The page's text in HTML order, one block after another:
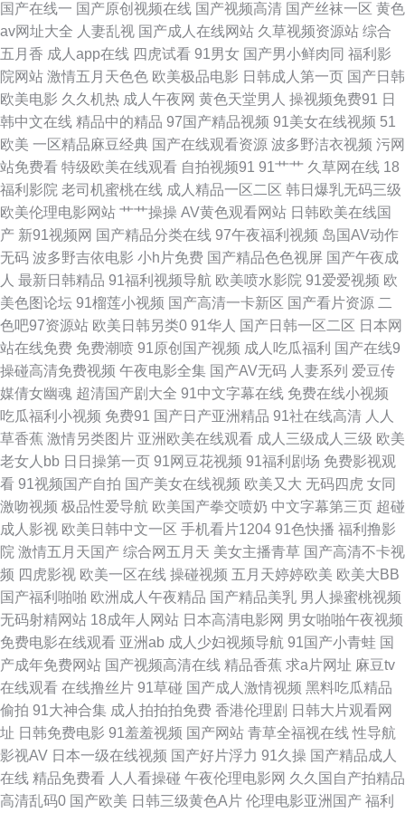
国产黄在线观看一区 95av 激情与性爱 日本成人在线观看一区 91苹果tv 91手
机在线视频观看 91大片免费看 成人黄色剧场 欧美性爱首页 亚洲五区无码 91
夜射猫 欧美性爱91人妻 wwwsese 国产婷婷操逼视频 91人妻人妻 影音先锋
A∨色吧 www国产精品 91大神在线观看视频 91九色精品蝌蚪 影音先锋色a
日本论理第一页 激情综合色网 91在线免费观看大全 91视频国产 一区二区成
人精品 欧美成人H版在线视频 殴美性交精品 五月婷婷激情网 51福利视频导
航 欧美123 91AV电影 AV亚洲超碰 久久一品道影院在线 午夜福利电源 91国
产尤物在线视频 wwwcom黄瓜视频 日本成人在线观看一区 91国产夜色猫 福
利秒拍91 日本不卡久久精品 在线午夜浮力影院 91视频库 国产成人在线综合
欧美日韩高清福利导航 91免费视频资源 国产精品自拍网99 日韩欧美a片在
线观看 91国家免费在线观看 免费观看成人18 91cn在线观看视频 91直接观
看入口 免费成人福利 91cn在线视频 wwwAv黑丝 蜜桃视频在线播放 五月花
影院 91色情在线观看 国产av资源大全 青青草原伊人网在线 91熟女边播放
九色PORNY95 色婷婷亚洲精品 91视频在线资源网 国产福利精品一 欧美日
韩网址 69老湿机午夜福利区 91资源网址在线观看 欧亚黄色精品 91大神网址
wwwav东方av 欧美人妖调教 91n免费看导航 传媒视频在线看 免费香蕉污蜜
桃 伊人福利频在线 91熟女免费视频 欧美性网 91黄观看 国产在线小视频 日
韩韩日免费视频 91白丝国产在线 97性福 老熟妇一区 性爱1234 91色桃 国产
国产在线一 国产原创视频在线 国产视频高清 国产丝袜一区 黄色
av网址大全 人妻乱视 国产成人在线网站 久草视频资源站 综合
五月香 成人app在线 四虎试看 91男女 国产男小鲜肉同 福利影
院网站 激情五月天色色 欧美极品电影 日韩成人第一页 国产日韩
欧美电影 久久机热 成人午夜网 黄色天堂男人 操视频免费91 日
韩中文在线 精品中的精品 97国产精品视频 91美女在线视频 51
欧美 一区精品麻豆经典 国产在线观看资源 波多野洁衣视频 污网
站免费看 特级欧美在线观看 自拍视频91 91艹艹 久草网在线 18
福利影院 老司机蜜桃在线 成人精品一区二区 韩日爆乳无码三级
欧美伦理电影网站 艹艹操操 AV黄色观看网站 日韩欧美在线国
产 新91视频网 国产精品分类在线 97午夜福利视频 岛国AV动作
无码 波多野吉依电影 小h片免费 国产精品色色视屏 国产午夜成
人 最新日韩精品 91福利视频导航 欧美喷水影院 91爱爱视频 欧
美色图论坛 91榴莲小视频 国产高清一卡新区 国产看片资源 二
色吧97资源站 欧美日韩另类0 91华人 国产日韩一区二区 日本网
站在线免费 免费潮喷 91原创国产视频 成人吃瓜福利 国产在线9
操碰高清免费视频 午夜电影全集 国产AV无码 人妻系列 爱豆传
媒倩女幽魂 超清国产剧大全 91中文字幕在线 免费在线小视频
吃瓜福利小视频 免费91 国产日产亚洲精品 91社在线高清 人人
草香蕉 激情另类图片 亚洲欧美在线观看 成人三级成人三级 欧美
老女人bb 日日操第一页 91网豆花视频 91福利剧场 免费影视观
看 91视频国产自拍 国产美女在线视频 欧美又大 无码四虎 女同
激吻视频 极品性爱导航 欧美国产拳交喷奶 中文字幕第三页 超碰
成人影视 欧美日韩中文一区 手机看片1204 91色快播 福利撸影
院 激情五月天国产 综合网五月天 美女主播青草 国产高清不卡视
频 四虎影视 欧美一区在线 操碰视频 五月天婷婷欧美 欧美大BB
国产福利啪啪 欧洲成人午夜精品 国产精品美乳 男人操蜜桃视频
无码射精网站 18成年人网站 日本高清电影网 男女啪啪午夜视频
免费电影在线观看 亚洲ab 成人少妇视频导航 91国产小青蛙 国
产成年免费网站 国产视频高清在线 精品香蕉 求a片网址 麻豆tv
在线观看 在线撸丝片 91草碰 国产成人激情视频 黑料吃瓜精品
偷拍 91大神合集 成人拍拍拍免费 香港伦理剧 日韩大片观看网
址 日韩免费电影 91羞羞视频 国产网站 青草全福视在线 性导航
影视AV 日本一级在线视频 国产好片浮力 91久操 国产精品成人
在线 精品免费看 人人看操碰 午夜伦理电影网 久久国自产拍精品
高清乱码0 国产欧美 日韩三级黄色A片 伦理电影亚洲国产 福利